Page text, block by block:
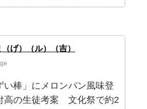
げ）（ル）（吉）
い棒」にメロンパン風味登
の生徒考案 文化祭で約2